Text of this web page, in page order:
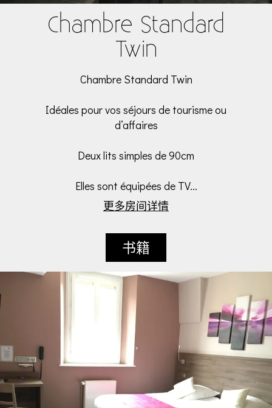
Chambre Standard
Twin
Chambre Standard Twin
Idéales pour vos séjours de tourisme ou
d’affaires
Deux lits simples de 90cm
Elles sont équipées de TV...
更多房间详情
书籍